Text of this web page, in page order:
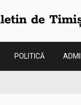
POLITICĂ